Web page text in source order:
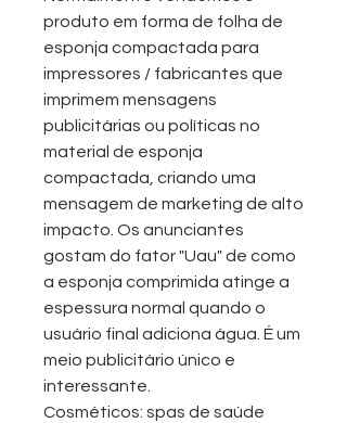
produto em forma de folha de
esponja compactada para
impressores / fabricantes que
imprimem mensagens
publicitárias ou políticas no
material de esponja
compactada, criando uma
mensagem de marketing de alto
impacto. Os anunciantes
gostam do fator "Uau" de como
a esponja comprimida atinge a
espessura normal quando o
usuário final adiciona água. É um
meio publicitário único e
interessante.
Cosméticos: spas de saúde